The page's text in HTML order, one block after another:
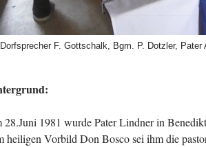
F. Gottschalk, Bgm. P. Dotzler,
28.Juni 1981 wurde Pater Lindner in
heiligen Vorbild Don Bosco sei ihm die